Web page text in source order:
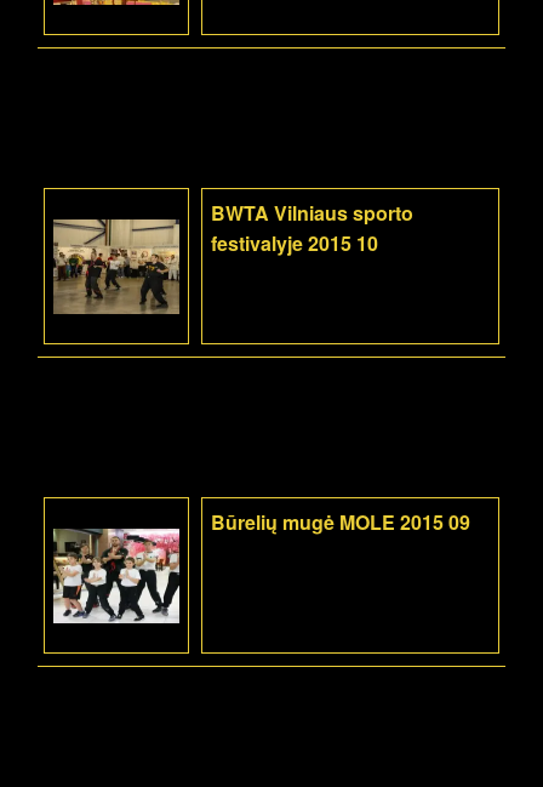
BWTA Vilniaus sporto
festivalyje 2015 10
Būrelių mugė MOLE 2015 09